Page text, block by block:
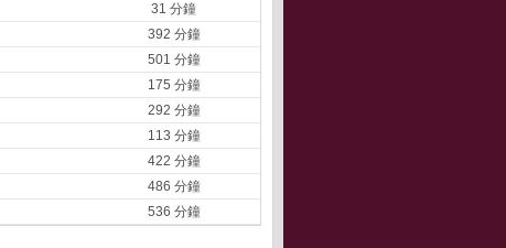
31 分鐘
392 分鐘
501 分鐘
175 分鐘
292 分鐘
113 分鐘
422 分鐘
486 分鐘
536 分鐘